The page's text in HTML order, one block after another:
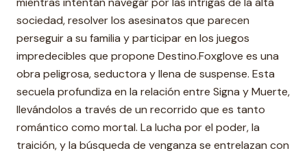
sociedad, resolver los asesinatos que parecen
perseguir a su familia y participar en los juegos
impredecibles que propone Destino.Foxglove es una
obra peligrosa, seductora y llena de suspense. Esta
secuela profundiza en la relación entre Signa y Muerte,
llevándolos a través de un recorrido que es tanto
romántico como mortal. La lucha por el poder, la
traición, y la búsqueda de venganza se entrelazan con